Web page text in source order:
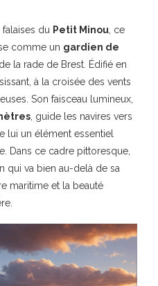
du Petit Minou , ce
comme un gardien de
la rade de Brest. Édifié en
à la croisée des vents
Son faisceau lumineux,
, guide les navires vers
lui un élément essentiel
Dans ce cadre pittoresque,
qui va bien au-delà de sa
maritime et la beauté